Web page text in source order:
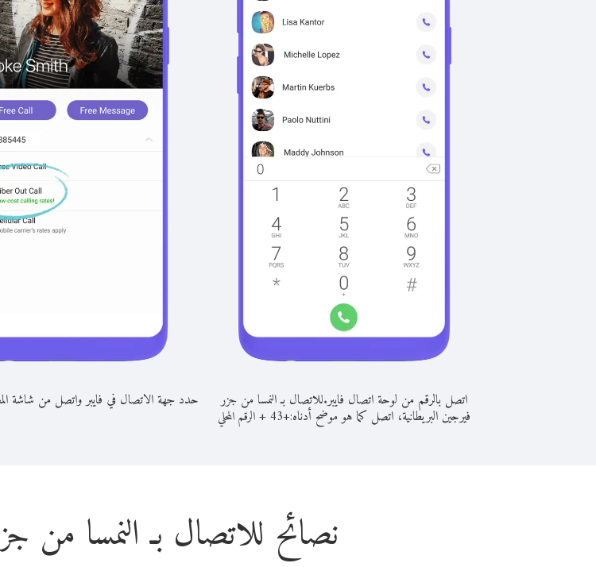
اتصل بالرقم من لوحة اتصال فايبر.للاتصال بـ النمسا من جزر
فيرجين البريطانية، اتصل كما هو موضح أدناه:+
43
+الرقم المحلي
حدد جهة الاتصال في فايبر واتصل من شاشة
نصائح للاتصال بـ النمسا من